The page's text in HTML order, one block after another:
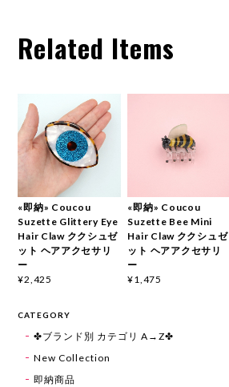
Related Items
«即納» Coucou
Suzette Glittery Eye
Hair Claw ククシュゼ
ット ヘアアクセサリ
ー
¥2,425
«即納» Coucou
Suzette Bee Mini
Hair Claw ククシュゼ
ット ヘアアクセサリ
ー
¥1,475
CATEGORY
✤ブランド別 カテゴリ A→Z✤
New Collection
即納商品